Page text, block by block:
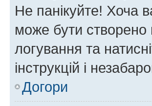
Не панікуйте! Хоча
може бути створено
логування та
інструкцій і
Догори